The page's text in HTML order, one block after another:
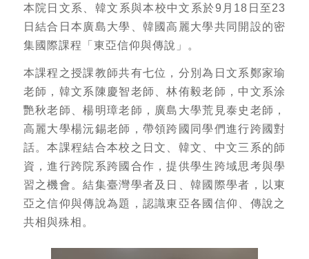
本院日文系、韓文系與本校中文系於9月18日至23
日結合日本廣島大學、韓國高麗大學共同開設的密
集國際課程「東亞信仰與傳說」。
本課程之授課教師共有七位，分別為日文系鄭家瑜
老師，韓文系陳慶智老師、林侑毅老師，中文系涂
艷秋老師、楊明璋老師，廣島大學荒見泰史老師，
高麗大學楊沅錫老師，帶領跨國同學們進行跨國對
話。本課程結合本校之日文、韓文、中文三系的師
資，進行跨院系跨國合作，提供學生跨域思考與學
習之機會。結集臺灣學者及日、韓國際學者，以東
亞之信仰與傳說為題，認識東亞各國信仰、傳說之
共相與殊相。